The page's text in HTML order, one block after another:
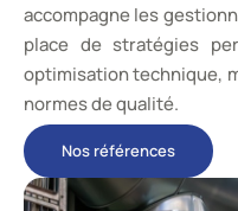
accompagne les
place de stratégies
optimisation technique,
normes de qualité.
Nos références